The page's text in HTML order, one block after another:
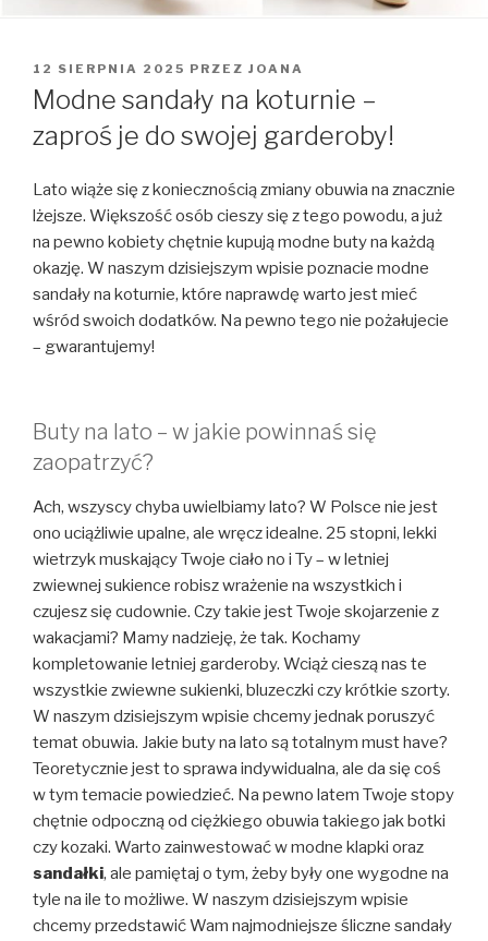
OPUBLIKOWANE
W
12 SIERPNIA 2025 PRZEZ JOANA
Modne sandały na koturnie –
zaproś je do swojej garderoby!
Lato wiąże się z koniecznością zmiany obuwia na znacznie
lżejsze. Większość osób cieszy się z tego powodu, a już
na pewno kobiety chętnie kupują modne buty na każdą
okazję. W naszym dzisiejszym wpisie poznacie modne
sandały na koturnie, które naprawdę warto jest mieć
wśród swoich dodatków. Na pewno tego nie pożałujecie
– gwarantujemy!
Buty na lato – w jakie powinnaś się
zaopatrzyć?
Ach, wszyscy chyba uwielbiamy lato? W Polsce nie jest
ono uciążliwie upalne, ale wręcz idealne. 25 stopni, lekki
wietrzyk muskający Twoje ciało no i Ty – w letniej
zwiewnej sukience robisz wrażenie na wszystkich i
czujesz się cudownie. Czy takie jest Twoje skojarzenie z
wakacjami? Mamy nadzieję, że tak. Kochamy
kompletowanie letniej garderoby. Wciąż cieszą nas te
wszystkie zwiewne sukienki, bluzeczki czy krótkie szorty.
W naszym dzisiejszym wpisie chcemy jednak poruszyć
temat obuwia. Jakie buty na lato są totalnym must have?
Teoretycznie jest to sprawa indywidualna, ale da się coś
w tym temacie powiedzieć. Na pewno latem Twoje stopy
chętnie odpoczną od ciężkiego obuwia takiego jak botki
czy kozaki. Warto zainwestować w modne klapki oraz
sandałki, ale pamiętaj o tym, żeby były one wygodne na
tyle na ile to możliwe. W naszym dzisiejszym wpisie
chcemy przedstawić Wam najmodniejsze śliczne sandały